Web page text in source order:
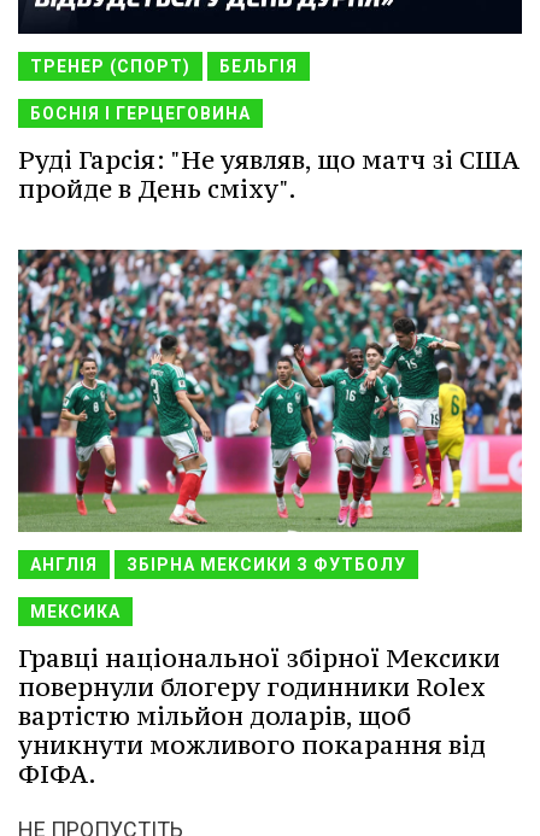
ТРЕНЕР (СПОРТ) БЕЛЬГІЯ
БОСНІЯ І ГЕРЦЕГОВИНА
Руді Гарсія: "Не уявляв, що матч зі США
пройде в День сміху".
АНГЛІЯ ЗБІРНА МЕКСИКИ З ФУТБОЛУ
МЕКСИКА
Гравці національної збірної Мексики
повернули блогеру годинники Rolex
вартістю мільйон доларів, щоб
уникнути можливого покарання від
ФІФА.
НЕ ПРОПУСТІТЬ